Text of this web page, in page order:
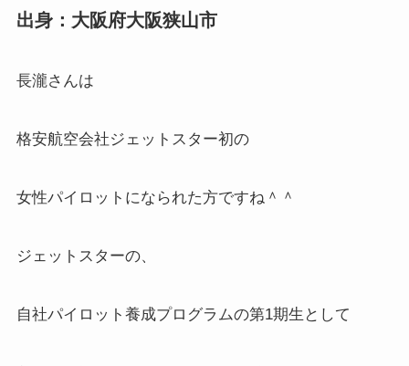
出身：大阪府大阪狭山市
長瀧さんは
格安航空会社ジェットスター初の
女性パイロットになられた方ですね＾＾
ジェットスターの、
自社パイロット養成プログラムの第1期生として